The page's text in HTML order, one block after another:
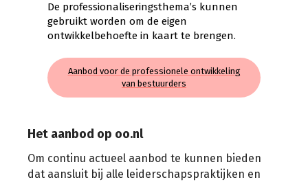
De professionaliseringsthema’s kunnen
gebruikt worden om de eigen
ontwikkelbehoefte in kaart te brengen.
Aanbod voor de professionele ontwikkeling
van bestuurders
Het aanbod op oo.nl
Om continu actueel aanbod te kunnen bieden
dat aansluit bij alle leiderschapspraktijken en